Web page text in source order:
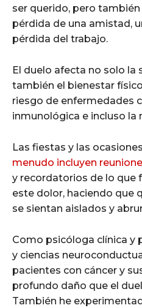
ser querido, pero
pérdida de una amistad,
pérdida del trabajo.
El duelo afecta no solo la
también el bienestar
riesgo de enfermedades
inmunológica e incluso la
Las fiestas y las
menudo incluyen
y recordatorios de lo que
este dolor, haciendo que
se sientan aislados y
Como psicóloga clínica y
y ciencias
pacientes con cáncer y
profundo daño que el
También he